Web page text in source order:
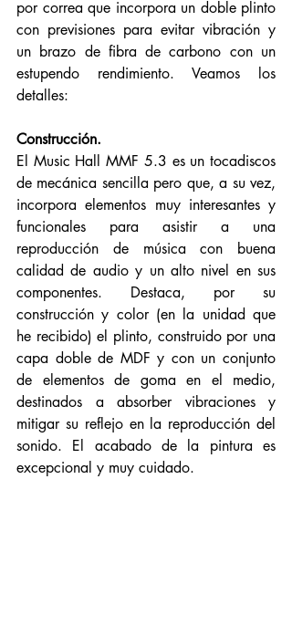
por correa que incorpora un doble plinto
con previsiones para evitar vibración y
un brazo de fibra de carbono con un
estupendo rendimiento. Veamos los
detalles:
Construcción.
El Music Hall MMF 5.3 es un tocadiscos
de mecánica sencilla pero que, a su vez,
incorpora elementos muy interesantes y
funcionales para asistir a una
reproducción de música con buena
calidad de audio y un alto nivel en sus
componentes. Destaca, por su
construcción y color (en la unidad que
he recibido) el plinto, construido por una
capa doble de MDF y con un conjunto
de elementos de goma en el medio,
destinados a absorber vibraciones y
mitigar su reflejo en la reproducción del
sonido. El acabado de la pintura es
excepcional y muy cuidado.